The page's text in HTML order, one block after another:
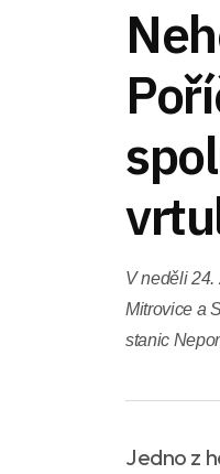
V neděli 24.
Mitrovice a
stanic
Jedno z